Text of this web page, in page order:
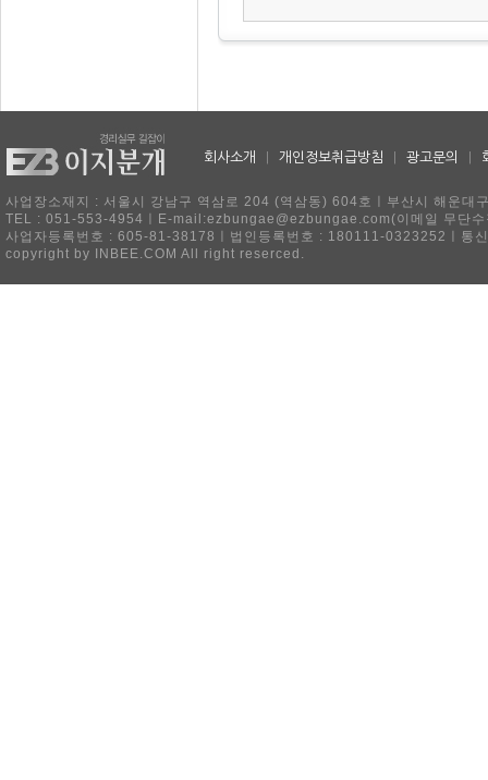
회사소개 개인정보취급방침 광고문의
사업장소재지 : 서울시 강남구 역삼로 204 (역삼동) 604호ㅣ부산시 해운
TEL : 051-553-4954ㅣE-mail:ezbungae@ezbungae.com(이메일 무단수
사업자등록번호 : 605-81-38178ㅣ법인등록번호 : 180111-0323252ㅣ통
copyright by INBEE.COM All right reserced.